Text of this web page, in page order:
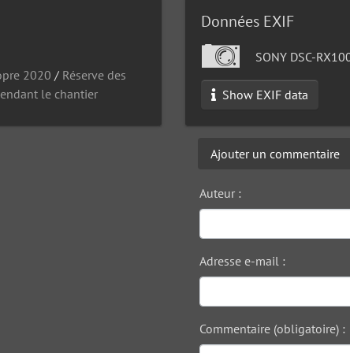
2020 / Réserve des
le chantier
Données EXIF
SONY DSC-
Show EXIF data
Ajouter un commentaire
Auteur :
Adresse e-mail :
Commentaire (obligatoire) :